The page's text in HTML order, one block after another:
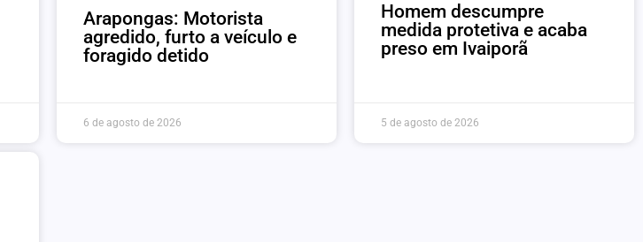
Arapongas: Motorista
agredido, furto a veículo e
foragido detido
6 de agosto de 2026
Homem descumpre
medida protetiva e acaba
preso em Ivaiporã
5 de agosto de 2026